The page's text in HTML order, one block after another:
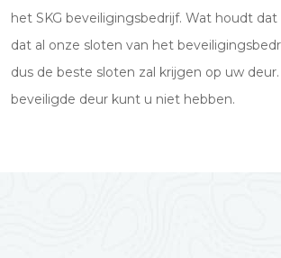
het SKG beveiligingsbedrijf. Wat houdt
dat al onze sloten van het
dus de beste sloten zal krijgen op uw
beveiligde deur kunt u niet hebben.